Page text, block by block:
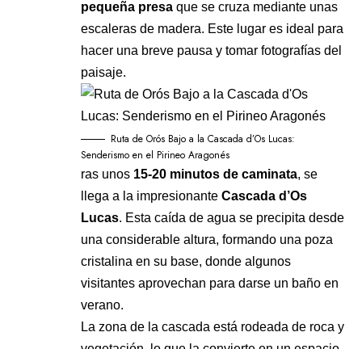
pequeña presa que se cruza mediante unas
escaleras de madera. Este lugar es ideal para
hacer una breve pausa y tomar fotografías del
paisaje.
Ruta de Orós Bajo a la Cascada d’Os Lucas:
Senderismo en el Pirineo Aragonés
ras unos 15-20 minutos de caminata, se
llega a la impresionante Cascada d’Os
Lucas. Esta caída de agua se precipita desde
una considerable altura, formando una poza
cristalina en su base, donde algunos
visitantes aprovechan para darse un baño en
verano.
La zona de la cascada está rodeada de roca y